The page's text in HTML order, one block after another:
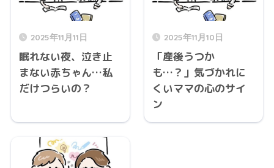
2025年11月11日
眠れない夜、泣き止
まない赤ちゃん…私
だけつらいの？
2025年11月10日
「産後うつか
も…？」気づかれに
くいママの心のサイ
ン